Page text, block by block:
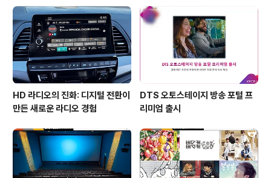
HD 라디오의 진화: 디지털 전환이
만든 새로운 라디오 경험
DTS 오토스테이지 방송 포털 프
리미엄 출시